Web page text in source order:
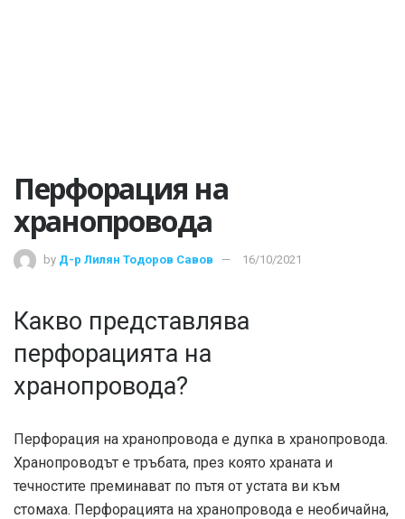
Перфорация на
хранопровода
by Д-р Лилян Тодоров Савов 16/10/2021
Какво представлява
перфорацията на
хранопровода?
Перфорация на хранопровода е дупка в хранопровода.
Хранопроводът е тръбата, през която храната и
течностите преминават по пътя от устата ви към
стомаха. Перфорацията на хранопровода е необичайна,